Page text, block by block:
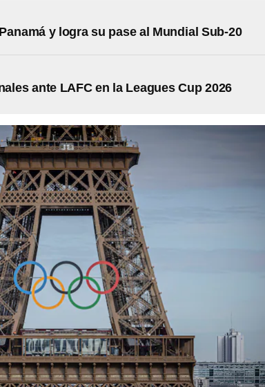
y logra su pase al Mundial Sub-20
ante LAFC en la Leagues Cup 2026